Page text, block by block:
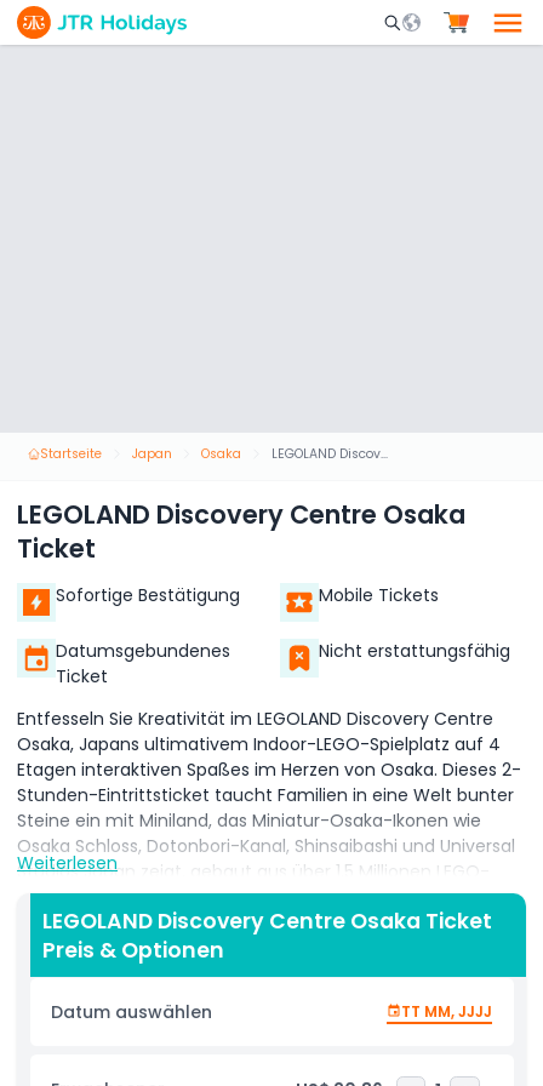
Mobile Search
Startseite Japan Osaka LEGOLAND Discovery Centre Osaka Ticket
LEGOLAND Discovery Centre Osaka
Ticket
Sofortige Bestätigung Mobile Tickets
Datumsgebundenes
Ticket
Nicht erstattungsfähig
Entfesseln Sie Kreativität im LEGOLAND Discovery Centre
Osaka, Japans ultimativem Indoor-LEGO-Spielplatz auf 4
Etagen interaktiven Spaßes im Herzen von Osaka. Dieses 2-
Stunden-Eintrittsticket taucht Familien in eine Welt bunter
Steine ein mit Miniland, das Miniatur-Osaka-Ikonen wie
Osaka Schloss, Dotonbori-Kanal, Shinsaibashi und Universal
Studios Japan zeigt, gebaut aus über 1,5 Millionen LEGO-
Steinen mit fahrenden Straßenbahnen, Lichtern und
saisonalen Details. Erleben Sie Spannung im 4D Kino, wo 3D
LEGO-Filme mit Windstößen, Regenspritzern und Schneefall
für sinnliche Magie sorgen. Meistern Sie Ninja-Fähigkeiten in
den Ninjago-Trainingszonen, rasen Sie mit Duellfahrzeugen
in der Fahrschule, bauen Sie in Kreativ-Workshops, suchen
Sie die LEGO Fabriktour mit den Figuren Bertie und Bonnie,
Weiterlesen
LEGOLAND Discovery Centre Osaka Ticket
Preis & Optionen
Datum auswählen TT MM, JJJJ